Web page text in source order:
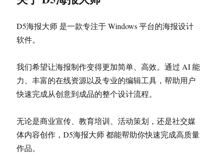
D5海报大师 是一款专注于 Windows 平台的海报设计
软件。
我们希望让海报制作变得更加简单、高效。通过 AI 能
力、丰富的在线资源以及专业的编辑工具，帮助用户
快速完成从创意到成品的整个设计流程。
无论是商业宣传、教育培训、活动策划，还是社交媒
体内容创作，D5海报大师 都能帮助你快速完成高质量
作品。